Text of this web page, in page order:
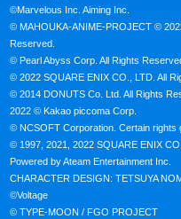
©Marvelous Inc. Aiming Inc.
© MAHOUKA-ANIME-PROJECT ©
Reserved.
© Pearl Abyss Corp. All Rights
© 2022 SQUARE ENIX CO., LTD. All
© 2014 DONUTS Co. Ltd. All Rights
2022 © Kakao piccoma Corp.
© NCSOFT Corporation. Certain rights
© 1997, 2021, 2022 SQUARE ENIX
Powered by Ateam Entertainment Inc.
CHARACTER DESIGN: TETSUYA
©Voltage
© TYPE-MOON / FGO PROJECT